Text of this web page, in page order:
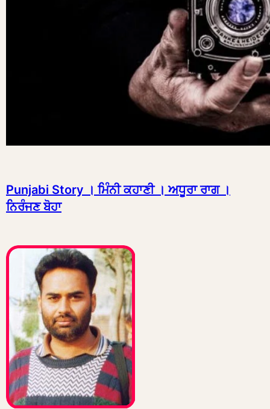
Punjabi Story । ਮਿੰਨੀ ਕਹਾਣੀ । ਅਧੂਰਾ ਰਾਗ ।
ਨਿਰੰਜਣ ਬੋਹਾ